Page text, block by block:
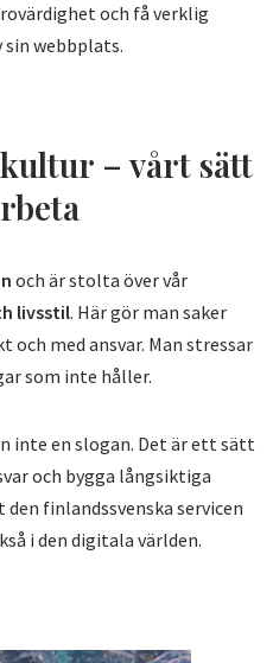
och få verklig
webbplats.
– vårt sätt
och är stolta över vår
livsstil. Här gör man saker
med ansvar. Man stressar
som inte håller.
inte en slogan. Det är ett sätt
och bygga långsiktiga
finlandssvenska servicen
i den digitala världen.